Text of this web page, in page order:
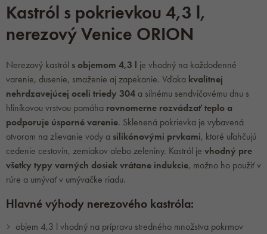
Kastról s pokrievkou 4,3 l,
nerezový Venice ORION
Nerezový kastról s objemom 4,3 l je vhodný na každodenné
varenie, dusenie, smaženie aj zapekanie. Vďaka kvalitnej
nehrdzavejúcej oceli triedy 304 a silnému sendvičovému dnu s
hliníkovou vrstvou pomáha rovnomerne rozvádzať teplo a
podporuje úsporné varenie. Sklenená pokrievka je vybavená
otvorom na zlievanie vody a silikónovými prvkami, ktoré uľahčujú
cedenie cestovín, zemiakov alebo zeleniny. Kastról je vhodný pre
všetky typy varných dosiek vrátane indukcie, možno ho použiť v
rúre a umývať v umývačke riadu.
Hlavné výhody nerezového kastróla:
objem 4,3 l vhodný na prípravu stredného množstva pokrmov